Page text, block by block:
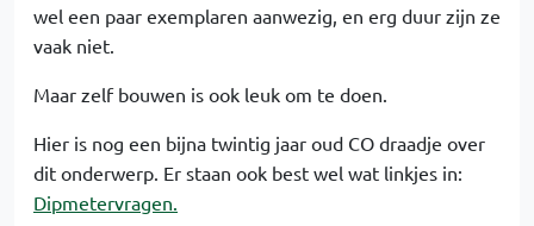
wel een paar exemplaren aanwezig, en erg duur zijn ze
vaak niet.
Maar zelf bouwen is ook leuk om te doen.
Hier is nog een bijna twintig jaar oud CO draadje over
dit onderwerp. Er staan ook best wel wat linkjes in:
Dipmetervragen.